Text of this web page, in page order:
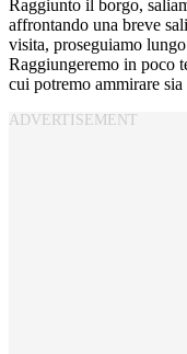
Raggiunto il borgo,
affrontando una breve
visita, proseguiamo lungo
Raggiungeremo in poco
cui potremo ammirare